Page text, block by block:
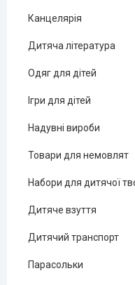
Канцелярія
Дитяча література
Одяг для дітей
Ігри для дітей
Надувні вироби
Товари для немовлят
Набори для дитячої
Дитяче взуття
Дитячий транспорт
Парасольки